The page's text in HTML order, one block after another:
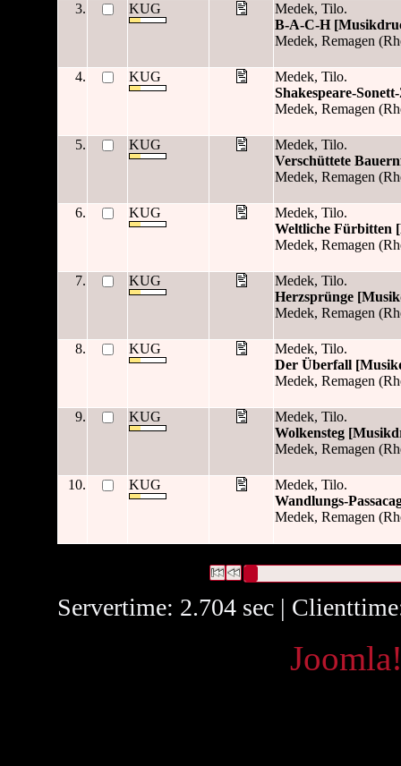
3. KUG
Medek, Tilo.
B-A-C-H
Medek, Remagen
4. KUG
Medek, Tilo.
Shakespeare-
Medek, Remagen
5. KUG
Medek, Tilo.
Verschüttete
Medek, Remagen
6. KUG
Medek, Tilo.
Weltliche Fürbitten
Medek, Remagen
7. KUG
Medek, Tilo.
Herzsprünge
Medek, Remagen
8. KUG
Medek, Tilo.
Der Überfall
Medek, Remagen
9. KUG
Medek, Tilo.
Wolkensteg
Medek, Remagen
10. KUG
Medek, Tilo.
Wandlungs-
Medek, Remagen
Servertime: 2.704 sec |